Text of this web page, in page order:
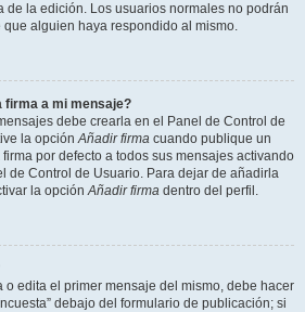
de la edición. Los usuarios normales no podrán
que alguien haya respondido al mismo.
firma a mi mensaje?
debe crearla en el Panel de Control de
la opciónAñadir firma cuando publique un
por defecto a todos sus mensajes activando
de Control de Usuario. Para dejar de añadirla
la opciónAñadir firma dentro del perfil.
edita el primer mensaje del mismo, debe hacer
debajo del formulario de publicación; si